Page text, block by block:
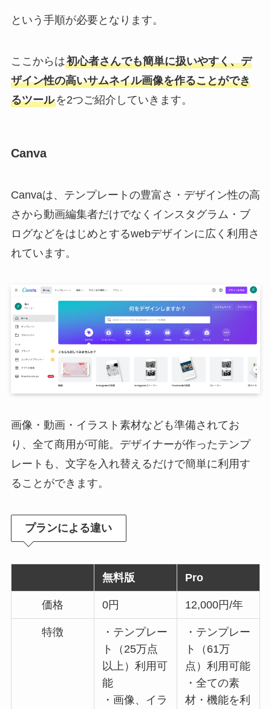
という手順が必要となります。
ここからは初心者さんでも簡単に扱いやすく、デ
ザイン性の高いサムネイル画像を作ることができ
るツールを2つご紹介していきます。
Canva
Canvaは、テンプレートの豊富さ・デザイン性の高
さから動画編集者だけでなくインスタグラム・ブ
ログなどをはじめとするwebデザインに広く利用さ
れています。
画像・動画・イラスト素材なども準備されてお
り、全て商用が可能。デザイナーが作ったテンプ
レートも、文字を入れ替えるだけで簡単に利用す
ることができます。
プランによる違い
無料版 Pro
価格 0円 12,000円/年
特徴
・テンプレー
ト（25万点
以上）利用可
能
・画像、イラ
・テンプレー
ト（61万
点）利用可能
・全ての素
材・機能を利